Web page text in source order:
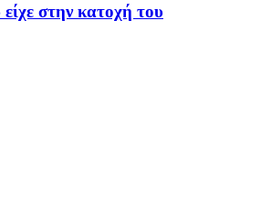
στην κατοχή του